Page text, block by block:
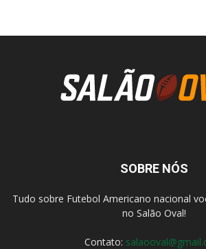
SOBRE NÓS
Tudo sobre Futebol Americano nacional
no Salão Oval!
Contato: